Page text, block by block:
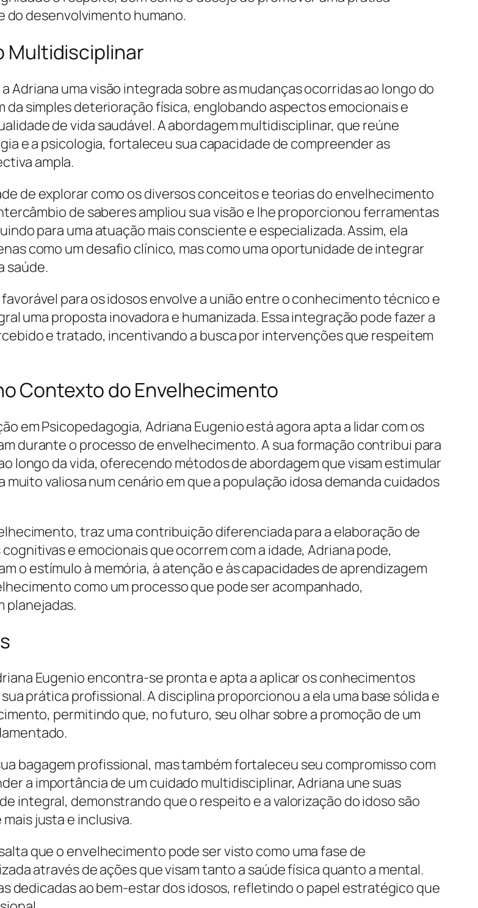
do desenvolvimento humano.
Multidisciplinar
uma visão integrada sobre as mudanças ocorridas ao longo do
simples deterioração física, englobando aspectos emocionais e
de vida saudável. A abordagem multidisciplinar, que reúne
e a psicologia, fortaleceu sua capacidade de compreender as
ampla.
de explorar como os diversos conceitos e teorias do envelhecimento
de saberes ampliou sua visão e lhe proporcionou ferramentas
para uma atuação mais consciente e especializada. Assim, ela
como um desafio clínico, mas como uma oportunidade de integrar
saúde.
para os idosos envolve a união entre o conhecimento técnico e
uma proposta inovadora e humanizada. Essa integração pode fazer a
e tratado, incentivando a busca por intervenções que respeitem
Contexto do Envelhecimento
em Psicopedagogia, Adriana Eugenio está agora apta a lidar com os
durante o processo de envelhecimento. A sua formação contribui para
longo da vida, oferecendo métodos de abordagem que visam estimular
valiosa num cenário em que a população idosa demanda cuidados
traz uma contribuição diferenciada para a elaboração de
e emocionais que ocorrem com a idade, Adriana pode,
o estímulo à memória, à atenção e às capacidades de aprendizagem
como um processo que pode ser acompanhado,
planejadas.
Eugenio encontra-se pronta e apta a aplicar os conhecimentos
prática profissional. A disciplina proporcionou a ela uma base sólida e
permitindo que, no futuro, seu olhar sobre a promoção de um
bagagem profissional, mas também fortaleceu seu compromisso com
a importância de um cuidado multidisciplinar, Adriana une suas
integral, demonstrando que o respeito e a valorização do idoso são
justa e inclusiva.
que o envelhecimento pode ser visto como uma fase de
através de ações que visam tanto a saúde física quanto a mental.
dedicadas ao bem-estar dos idosos, refletindo o papel estratégico que